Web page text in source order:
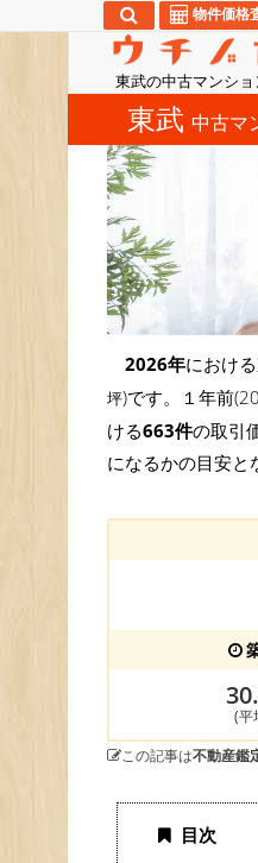
東武の中古マンシ
物件価格
東武 中古マ
2026年におけ
坪)です。１年前
ける663件の取引
になるかの目安と
(平
この記事は不動産鑑
目次